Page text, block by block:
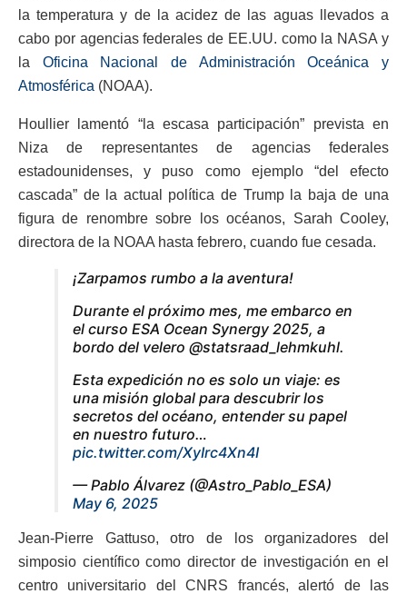
la temperatura y de la acidez de las aguas llevados a
cabo por agencias federales de EE.UU. como la NASA y
la Oficina Nacional de Administración Oceánica y
Atmosférica (NOAA).
Houllier lamentó “la escasa participación” prevista en
Niza de representantes de agencias federales
estadounidenses, y puso como ejemplo “del efecto
cascada” de la actual política de Trump la baja de una
figura de renombre sobre los océanos, Sarah Cooley,
directora de la NOAA hasta febrero, cuando fue cesada.
¡Zarpamos rumbo a la aventura!
Durante el próximo mes, me embarco en
el curso ESA Ocean Synergy 2025, a
bordo del velero @statsraad_lehmkuhl.
Esta expedición no es solo un viaje: es
una misión global para descubrir los
secretos del océano, entender su papel
en nuestro futuro…
pic.twitter.com/XyIrc4Xn4I
— Pablo Álvarez (@Astro_Pablo_ESA)
May 6, 2025
Jean-Pierre Gattuso, otro de los organizadores del
simposio científico como director de investigación en el
centro universitario del CNRS francés, alertó de las